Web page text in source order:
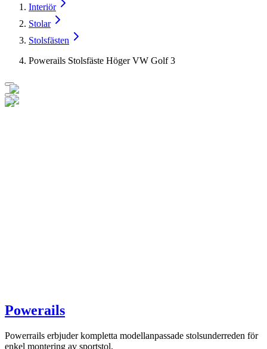
Interiör
Stolar
Stolsfästen
Powerails Stolsfäste Höger VW Golf 3
Powerails
Powerrails erbjuder kompletta modellanpassade stolsunderreden för
enkel montering av sportstol.